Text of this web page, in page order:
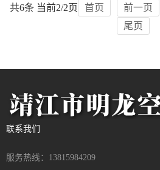
共6条 当前2/2页 首页 前一页
尾页
联系我们
服务热线：13815984209